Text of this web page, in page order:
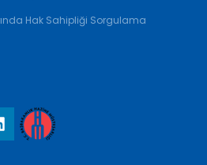
Hak Sahipliği Sorgulama